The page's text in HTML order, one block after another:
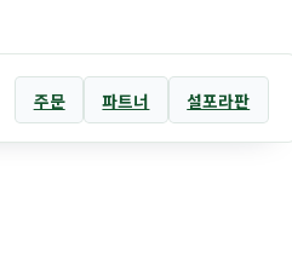
주문 파트너 설포라판